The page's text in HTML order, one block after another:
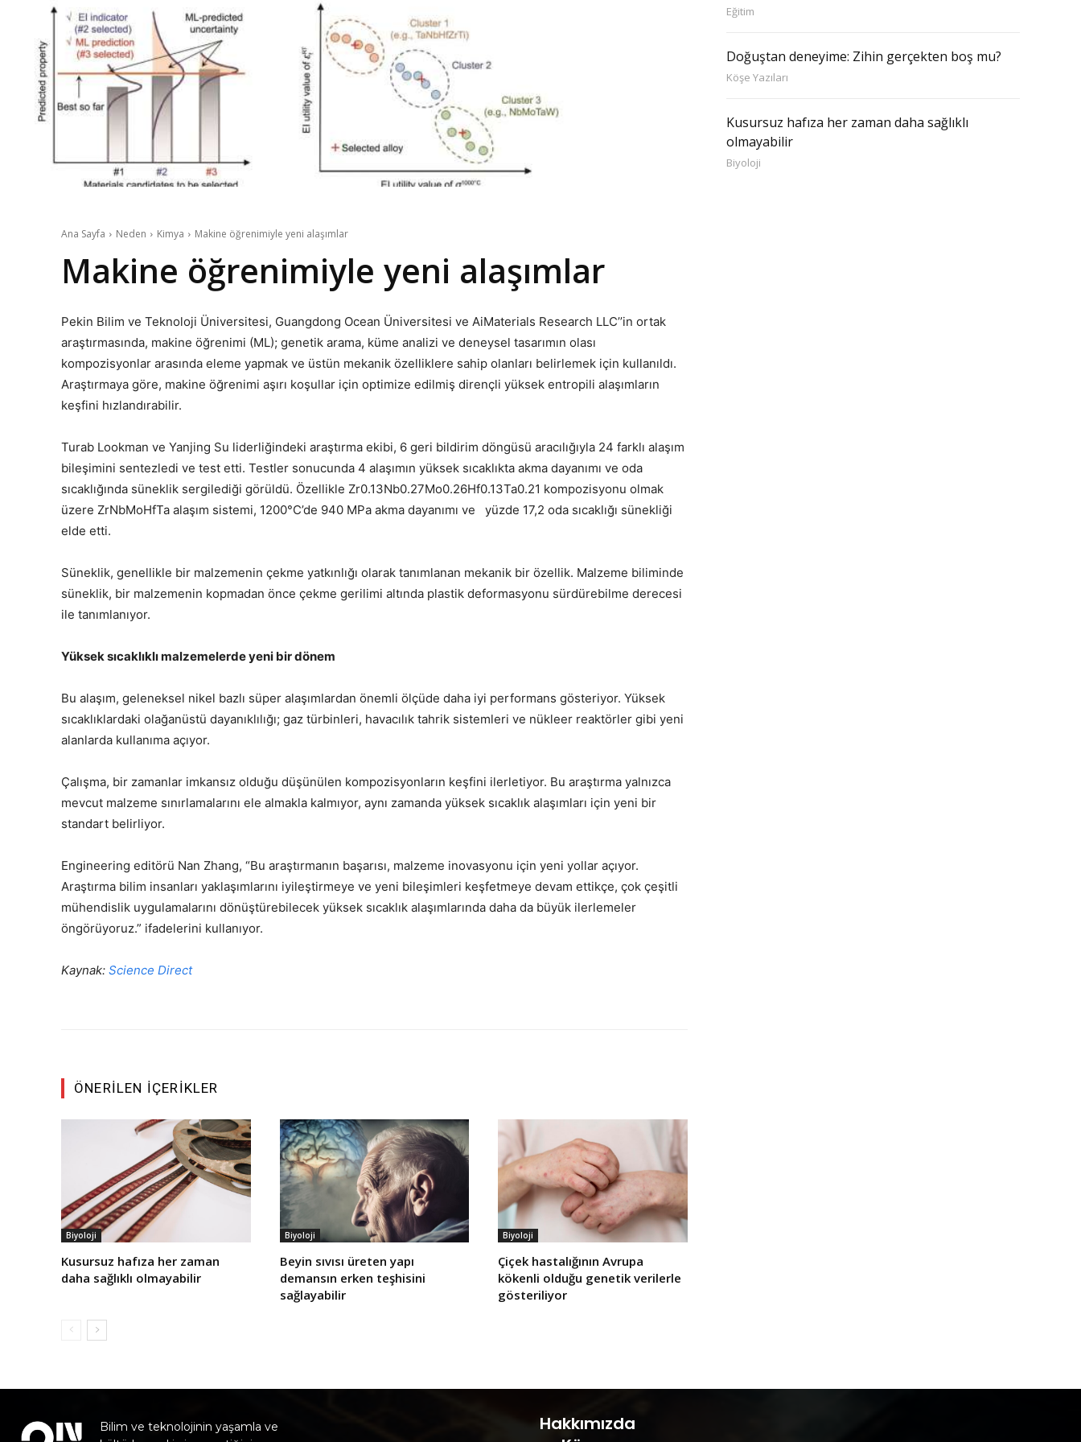
Ana Sayfa Neden Kimya Makine öğrenimiyle yeni alaşımlar
Makine öğrenimiyle yeni alaşımlar
Pekin Bilim ve Teknoloji Üniversitesi, Guangdong Ocean Üniversitesi ve AiMaterials Research LLC’’in ortak
araştırmasında, makine öğrenimi (ML); genetik arama, küme analizi ve deneysel tasarımın olası
kompozisyonlar arasında eleme yapmak ve üstün mekanik özelliklere sahip olanları belirlemek için kullanıldı.
Araştırmaya göre, makine öğrenimi aşırı koşullar için optimize edilmiş dirençli yüksek entropili alaşımların
keşfini hızlandırabilir.
Turab Lookman ve Yanjing Su liderliğindeki araştırma ekibi, 6 geri bildirim döngüsü aracılığıyla 24 farklı alaşım
bileşimini sentezledi ve test etti. Testler sonucunda 4 alaşımın yüksek sıcaklıkta akma dayanımı ve oda
sıcaklığında süneklik sergilediği görüldü. Özellikle Zr0.13Nb0.27Mo0.26Hf0.13Ta0.21 kompozisyonu olmak
üzere ZrNbMoHfTa alaşım sistemi, 1200°C’de 940 MPa akma dayanımı ve yüzde 17,2 oda sıcaklığı sünekliği
elde etti.
Süneklik, genellikle bir malzemenin çekme yatkınlığı olarak tanımlanan mekanik bir özellik. Malzeme biliminde
süneklik, bir malzemenin kopmadan önce çekme gerilimi altında plastik deformasyonu sürdürebilme derecesi
ile tanımlanıyor.
Yüksek sıcaklıklı malzemelerde yeni bir dönem
Bu alaşım, geleneksel nikel bazlı süper alaşımlardan önemli ölçüde daha iyi performans gösteriyor. Yüksek
sıcaklıklardaki olağanüstü dayanıklılığı; gaz türbinleri, havacılık tahrik sistemleri ve nükleer reaktörler gibi yeni
alanlarda kullanıma açıyor.
Çalışma, bir zamanlar imkansız olduğu düşünülen kompozisyonların keşfini ilerletiyor. Bu araştırma yalnızca
mevcut malzeme sınırlamalarını ele almakla kalmıyor, aynı zamanda yüksek sıcaklık alaşımları için yeni bir
standart belirliyor.
Engineering editörü Nan Zhang, “Bu araştırmanın başarısı, malzeme inovasyonu için yeni yollar açıyor.
Araştırma bilim insanları yaklaşımlarını iyileştirmeye ve yeni bileşimleri keşfetmeye devam ettikçe, çok çeşitli
mühendislik uygulamalarını dönüştürebilecek yüksek sıcaklık alaşımlarında daha da büyük ilerlemeler
öngörüyoruz.” ifadelerini kullanıyor.
Kaynak: Science Direct
ÖNERILEN İÇERIKLER
Biyoloji
Kusursuz hafıza her zaman
daha sağlıklı olmayabilir
Biyoloji
Beyin sıvısı üreten yapı
demansın erken teşhisini
sağlayabilir
Biyoloji
Çiçek hastalığının Avrupa
kökenli olduğu genetik verilerle
gösteriliyor
Eğitim
Doğuştan deneyime: Zihin gerçekten boş mu?
Köşe Yazıları
Kusursuz hafıza her zaman daha sağlıklı
olmayabilir
Biyoloji
Bilim ve teknolojinin yaşamla ve
Hakkımızda